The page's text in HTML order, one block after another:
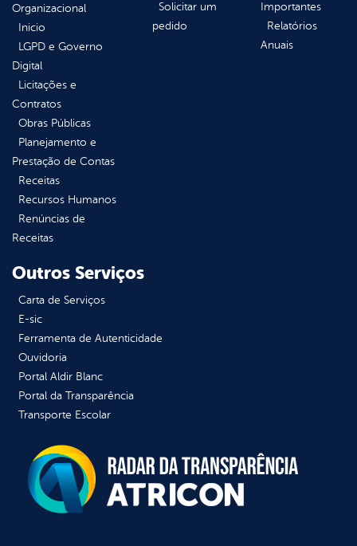
Organizacional
Inicio
LGPD e Governo
Digital
Licitações e
Contratos
Obras Públicas
Planejamento e
Prestação de Contas
Receitas
Recursos Humanos
Renúncias de
Receitas
Solicitar um
pedido
Importantes
Relatórios
Anuais
Outros Serviços
Carta de Serviços
E-sic
Ferramenta de Autenticidade
Ouvidoria
Portal Aldir Blanc
Portal da Transparência
Transporte Escolar